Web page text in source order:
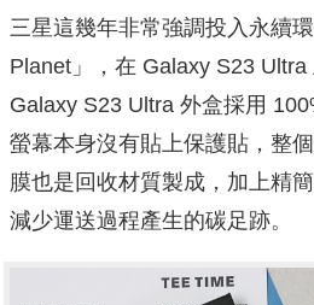
三星這幾年非常強調投入永續
Planet」，在 Galaxy S23 Ultra
Galaxy S23 Ultra 外盒採用
螢幕本身沒有貼上保護貼，整
膜也是回收材質製成，加上精
減少運送過程產生的碳足跡。